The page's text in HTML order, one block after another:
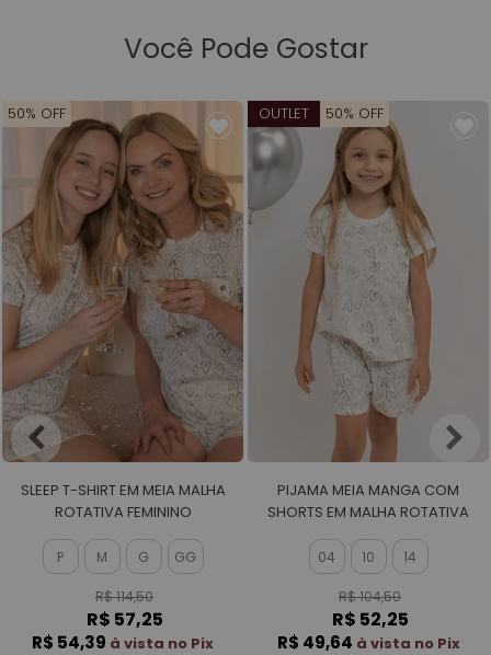
Você Pode Gostar
50% OFF
SLEEP T-SHIRT EM MEIA MALHA
ROTATIVA FEMININO
P M G GG
R$ 114,50
R$ 57,25
R$ 54,39 à vista no Pix
OUTLET 50% OFF
PIJAMA MEIA MANGA COM
SHORTS EM MALHA ROTATIVA
04 10 14
R$ 104,50
R$ 52,25
R$ 49,64 à vista no Pix